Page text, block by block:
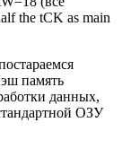
the tCK as main
память
данных,
ОЗУ